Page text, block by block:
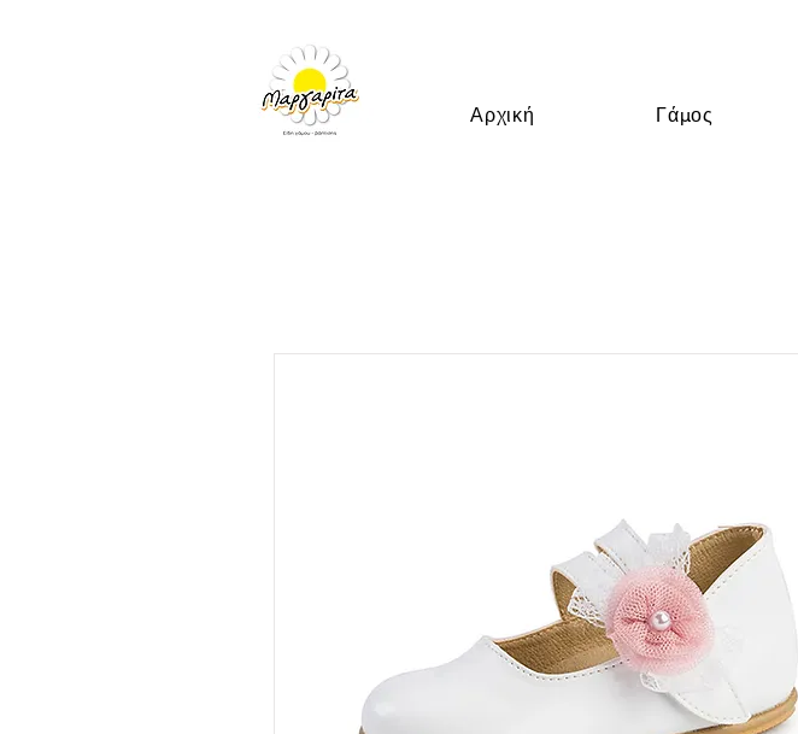
Αρχική Γάμος